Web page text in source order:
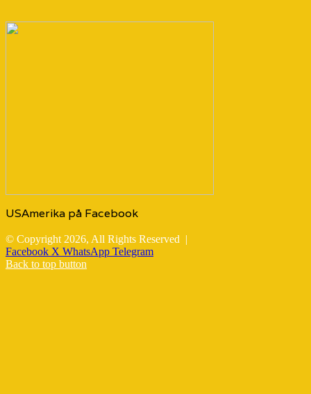
USAmerika på Facebook
© Copyright 2026, All Rights Reserved |
Facebook X WhatsApp Telegram
Back to top button